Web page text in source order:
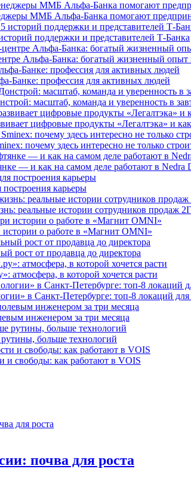
ММБ Альфа-Банка помогают
поддержки и представителей Т-Банка
Альфа-Банка: богатый жизненный опыт
Банке: профессия для активных людей
масштаб, команда и уверенность в
цифровые продукты «Легалтэка» и
почему здесь интересно не только
— и как на самом деле работают в Nedra
карьеры
реальные истории сотрудников продаж
истории о работе в «Магнит OMNI»
рост от продавца до директора
в которой хочется расти
в Санкт-Петербурге: топ-8 локаций
инженером за три месяца
больше технологий
и свободы: как работают в VOIS
почва для роста